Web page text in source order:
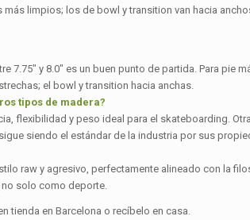
limpios; los de bowl y transition van hacia
7.75″ y 8.0″ es un buen punto de partida. Para pie
el bowl y transition hacia anchas.
tipos de madera?
flexibilidad y peso ideal para el skateboarding.
siendo el estándar de la industria por sus
raw y agresivo, perfectamente alineado con la
solo como deporte.
tienda en Barcelona o recíbelo en casa.